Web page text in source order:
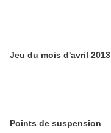
Jeu du mois d'avril 2013
Points de suspension